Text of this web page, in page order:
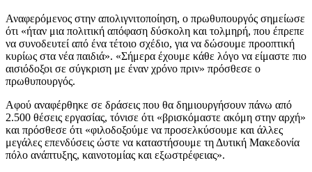
Αναφερόμενος στην απολιγνιτοποίηση, ο πρωθυπουργός σημείωσε
ότι «ήταν μια πολιτική απόφαση δύσκολη και τολμηρή, που έπρεπε
να συνοδευτεί από ένα τέτοιο σχέδιο, για να δώσουμε προοπτική
κυρίως στα νέα παιδιά». «Σήμερα έχουμε κάθε λόγο να είμαστε πιο
αισιόδοξοι σε σύγκριση με έναν χρόνο πριν» πρόσθεσε ο
πρωθυπουργός.
Αφού αναφέρθηκε σε δράσεις που θα δημιουργήσουν πάνω από
2.500 θέσεις εργασίας, τόνισε ότι «βρισκόμαστε ακόμη στην αρχή»
και πρόσθεσε ότι «φιλοδοξούμε να προσελκύσουμε και άλλες
μεγάλες επενδύσεις ώστε να καταστήσουμε τη Δυτική Μακεδονία
πόλο ανάπτυξης, καινοτομίας και εξωστρέφειας».